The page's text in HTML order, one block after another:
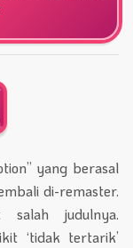
yang berasal
di-remaster.
salah judulnya.
‘tidak tertarik’